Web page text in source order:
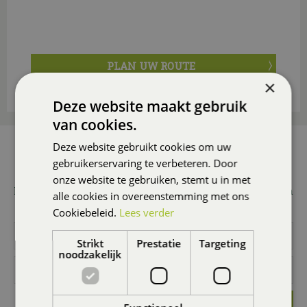
PLAN UW ROUTE
AANMELDEN NIEUWSBRIEF
Wilt u 1x per maand onze nieuwsbrief ontvangen met
leuke acties en promoties? Meld u dan hier aan! Wij slaan
uw gegevens secuur op conform onzeprivacy policy.
×
Deze website maakt gebruik
van cookies.
Deze website gebruikt cookies om uw
gebruikerservaring te verbeteren. Door
onze website te gebruiken, stemt u in met
alle cookies in overeenstemming met ons
Cookiebeleid. Lees verder
Strikt
noodzakelijk
Prestatie Targeting